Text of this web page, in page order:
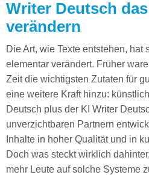
Writer Deutsch
verändern
Die Art, wie Texte entstehen, hat
elementar verändert. Früher
Zeit die wichtigsten Zutaten für
eine weitere Kraft hinzu:
Deutsch plus der KI Writer
unverzichtbaren Partnern
Inhalte in hoher Qualität und in
Doch was steckt wirklich
mehr Leute auf solche Systeme